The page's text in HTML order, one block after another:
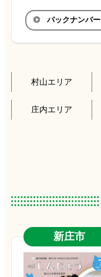
バックナンバー
村山エリア
庄内エリア
新庄市